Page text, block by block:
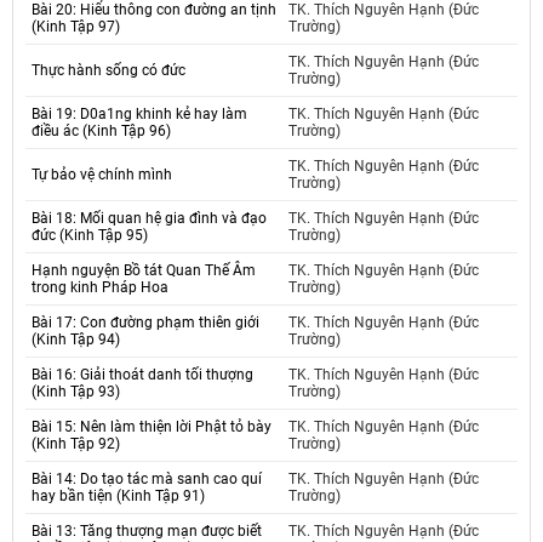
Bài 20: Hiểu thông con đường an tịnh
(Kinh Tập 97)
TK. Thích Nguyên Hạnh (Đức
Trường)
Thực hành sống có đức
TK. Thích Nguyên Hạnh (Đức
Trường)
Bài 19: D0a1ng khinh kẻ hay làm
điều ác (Kinh Tập 96)
TK. Thích Nguyên Hạnh (Đức
Trường)
Tự bảo vệ chính mình
TK. Thích Nguyên Hạnh (Đức
Trường)
Bài 18: Mối quan hệ gia đình và đạo
đức (Kinh Tập 95)
TK. Thích Nguyên Hạnh (Đức
Trường)
Hạnh nguyện Bồ tát Quan Thế Âm
trong kinh Pháp Hoa
TK. Thích Nguyên Hạnh (Đức
Trường)
Bài 17: Con đường phạm thiên giới
(Kinh Tập 94)
TK. Thích Nguyên Hạnh (Đức
Trường)
Bài 16: Giải thoát danh tối thượng
(Kinh Tập 93)
TK. Thích Nguyên Hạnh (Đức
Trường)
Bài 15: Nên làm thiện lời Phật tỏ bày
(Kinh Tập 92)
TK. Thích Nguyên Hạnh (Đức
Trường)
Bài 14: Do tạo tác mà sanh cao quí
hay bần tiện (Kinh Tập 91)
TK. Thích Nguyên Hạnh (Đức
Trường)
Bài 13: Tăng thượng mạn được biết
TK. Thích Nguyên Hạnh (Đức